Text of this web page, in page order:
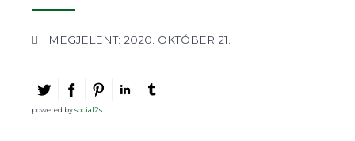
MEGJELENT: 2020. OKTÓBER 21.
powered bysocial2s